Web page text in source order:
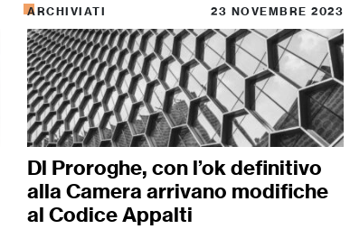
ARCHIVIATI 23 NOVEMBRE 2023
Dl Proroghe, con l’ok definitivo
alla Camera arrivano modifiche
al Codice Appalti